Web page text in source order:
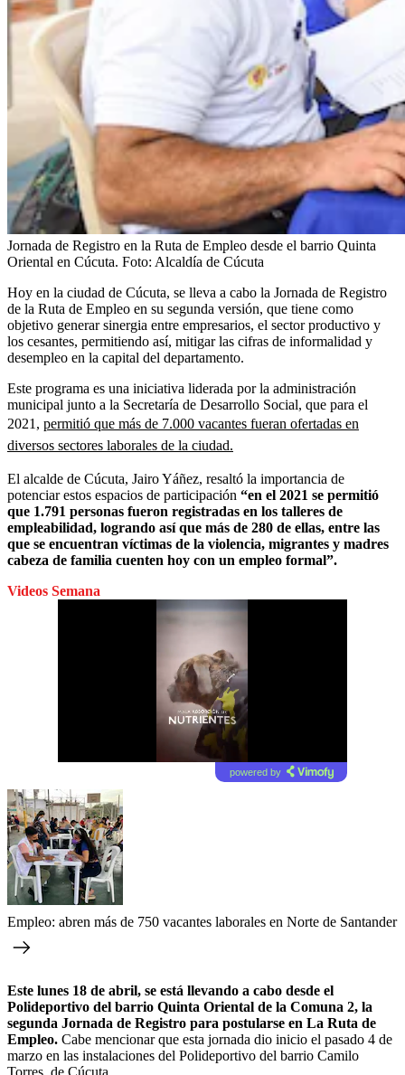
Jornada de Registro en la Ruta de Empleo desde el barrio Quinta
Oriental en Cúcuta. Foto: Alcaldía de Cúcuta
Hoy en la ciudad de Cúcuta, se lleva a cabo la Jornada de Registro
de la Ruta de Empleo en su segunda versión, que tiene como
objetivo generar sinergia entre empresarios, el sector productivo y
los cesantes, permitiendo así, mitigar las cifras de informalidad y
desempleo en la capital del departamento.
Este programa es una iniciativa liderada por la administración
municipal junto a la Secretaría de Desarrollo Social, que para el
2021, permitió que más de 7.000 vacantes fueran ofertadas en
diversos sectores laborales de la ciudad.
El alcalde de Cúcuta, Jairo Yáñez, resaltó la importancia de
potenciar estos espacios de participación “en el 2021 se permitió
que 1.791 personas fueron registradas en los talleres de
empleabilidad, logrando así que más de 280 de ellas, entre las
que se encuentran víctimas de la violencia, migrantes y madres
cabeza de familia cuenten hoy con un empleo formal”.
Videos Semana
powered by
Empleo: abren más de 750 vacantes laborales en Norte de Santander
Este lunes 18 de abril, se está llevando a cabo desde el
Polideportivo del barrio Quinta Oriental de la Comuna 2, la
segunda Jornada de Registro para postularse en La Ruta de
Empleo. Cabe mencionar que esta jornada dio inicio el pasado 4 de
marzo en las instalaciones del Polideportivo del barrio Camilo
Torres, de Cúcuta.